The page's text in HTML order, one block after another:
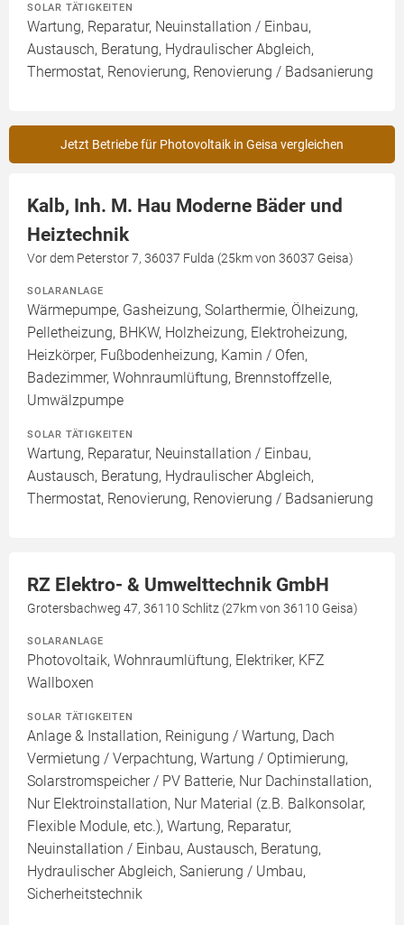
SOLAR TÄTIGKEITEN
Wartung, Reparatur, Neuinstallation / Einbau,
Austausch, Beratung, Hydraulischer Abgleich,
Thermostat, Renovierung, Renovierung / Badsanierung
Jetzt Betriebe für Photovoltaik in Geisa vergleichen
Kalb, Inh. M. Hau Moderne Bäder und
Heiztechnik
Vor dem Peterstor 7, 36037 Fulda (25km von 36037 Geisa)
SOLARANLAGE
Wärmepumpe, Gasheizung, Solarthermie, Ölheizung,
Pelletheizung, BHKW, Holzheizung, Elektroheizung,
Heizkörper, Fußbodenheizung, Kamin / Ofen,
Badezimmer, Wohnraumlüftung, Brennstoffzelle,
Umwälzpumpe
SOLAR TÄTIGKEITEN
Wartung, Reparatur, Neuinstallation / Einbau,
Austausch, Beratung, Hydraulischer Abgleich,
Thermostat, Renovierung, Renovierung / Badsanierung
RZ Elektro- & Umwelttechnik GmbH
Grotersbachweg 47, 36110 Schlitz (27km von 36110 Geisa)
SOLARANLAGE
Photovoltaik, Wohnraumlüftung, Elektriker, KFZ
Wallboxen
SOLAR TÄTIGKEITEN
Anlage & Installation, Reinigung / Wartung, Dach
Vermietung / Verpachtung, Wartung / Optimierung,
Solarstromspeicher / PV Batterie, Nur Dachinstallation,
Nur Elektroinstallation, Nur Material (z.B. Balkonsolar,
Flexible Module, etc.), Wartung, Reparatur,
Neuinstallation / Einbau, Austausch, Beratung,
Hydraulischer Abgleich, Sanierung / Umbau,
Sicherheitstechnik